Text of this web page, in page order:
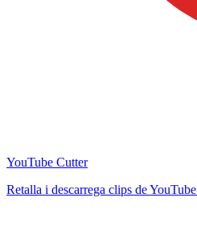
YouTube Cutter
Retalla i descarrega clips de